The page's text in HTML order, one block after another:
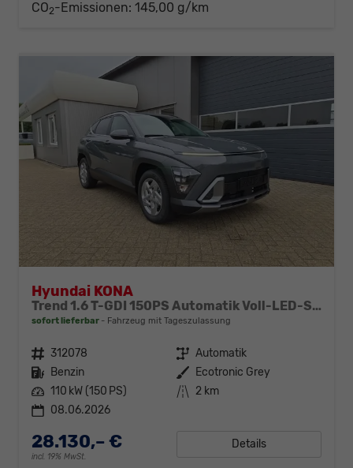
CO2-Emissionen: 145,00 g/km
Hyundai KONA
Trend 1.6 T-GDI 150PS Automatik Voll-LED-Scheinw. Sitzheizung Lenkradheizung ACC Klimaautomatik Navi Touchscreen DAB+ Apple CarPlay + Android Auto PDC v+h Rückf.Kamera 2xKeyless 17-LM
sofort lieferbar Fahrzeug mit Tageszulassung
Fahrzeugnr. 312078 Getriebe Automatik
Kraftstoff Benzin Außenfarbe Ecotronic Grey
Leistung 110 kW (150 PS) Kilometerstand 2 km
08.06.2026
28.130,– €
incl. 19% MwSt.
Details